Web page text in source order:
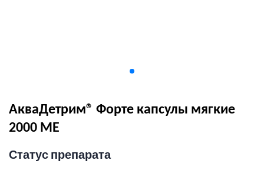
АкваДетрим® Форте капсулы мягкие
2000 МЕ
Статус препарата